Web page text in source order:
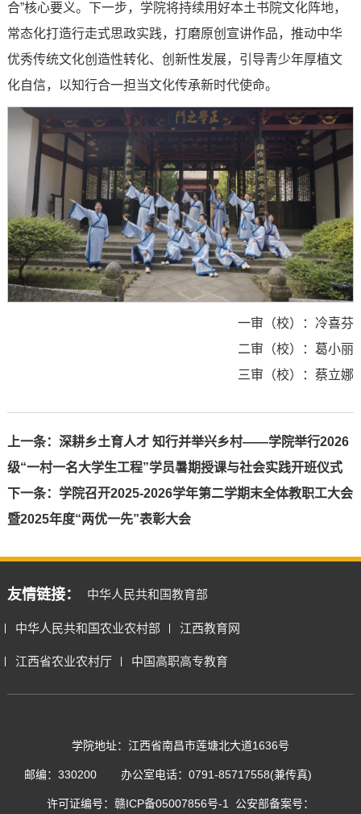
合”核心要义。下一步，学院将持续用好本土书院文化阵地，
常态化打造行走式思政实践，打磨原创宣讲作品，推动中华
优秀传统文化创造性转化、创新性发展，引导青少年厚植文
化自信，以知行合一担当文化传承新时代使命。
一审（校）：冷喜芬
二审（校）：葛小丽
三审（校）：蔡立娜
上一条： 深耕乡土育人才 知行并举兴乡村——学院举行2026
级“一村一名大学生工程”学员暑期授课与社会实践开班仪式
下一条： 学院召开2025-2026学年第二学期末全体教职工大会
暨2025年度“两优一先”表彰大会
友情链接： 中华人民共和国教育部
中华人民共和国农业农村部 江西教育网
江西省农业农村厅 中国高职高专教育
学院地址：江西省南昌市莲塘北大道1636号
邮编：330200 办公室电话：0791-85717558(兼传真)
许可证编号： 赣ICP备05007856号-1 公安部备案号：